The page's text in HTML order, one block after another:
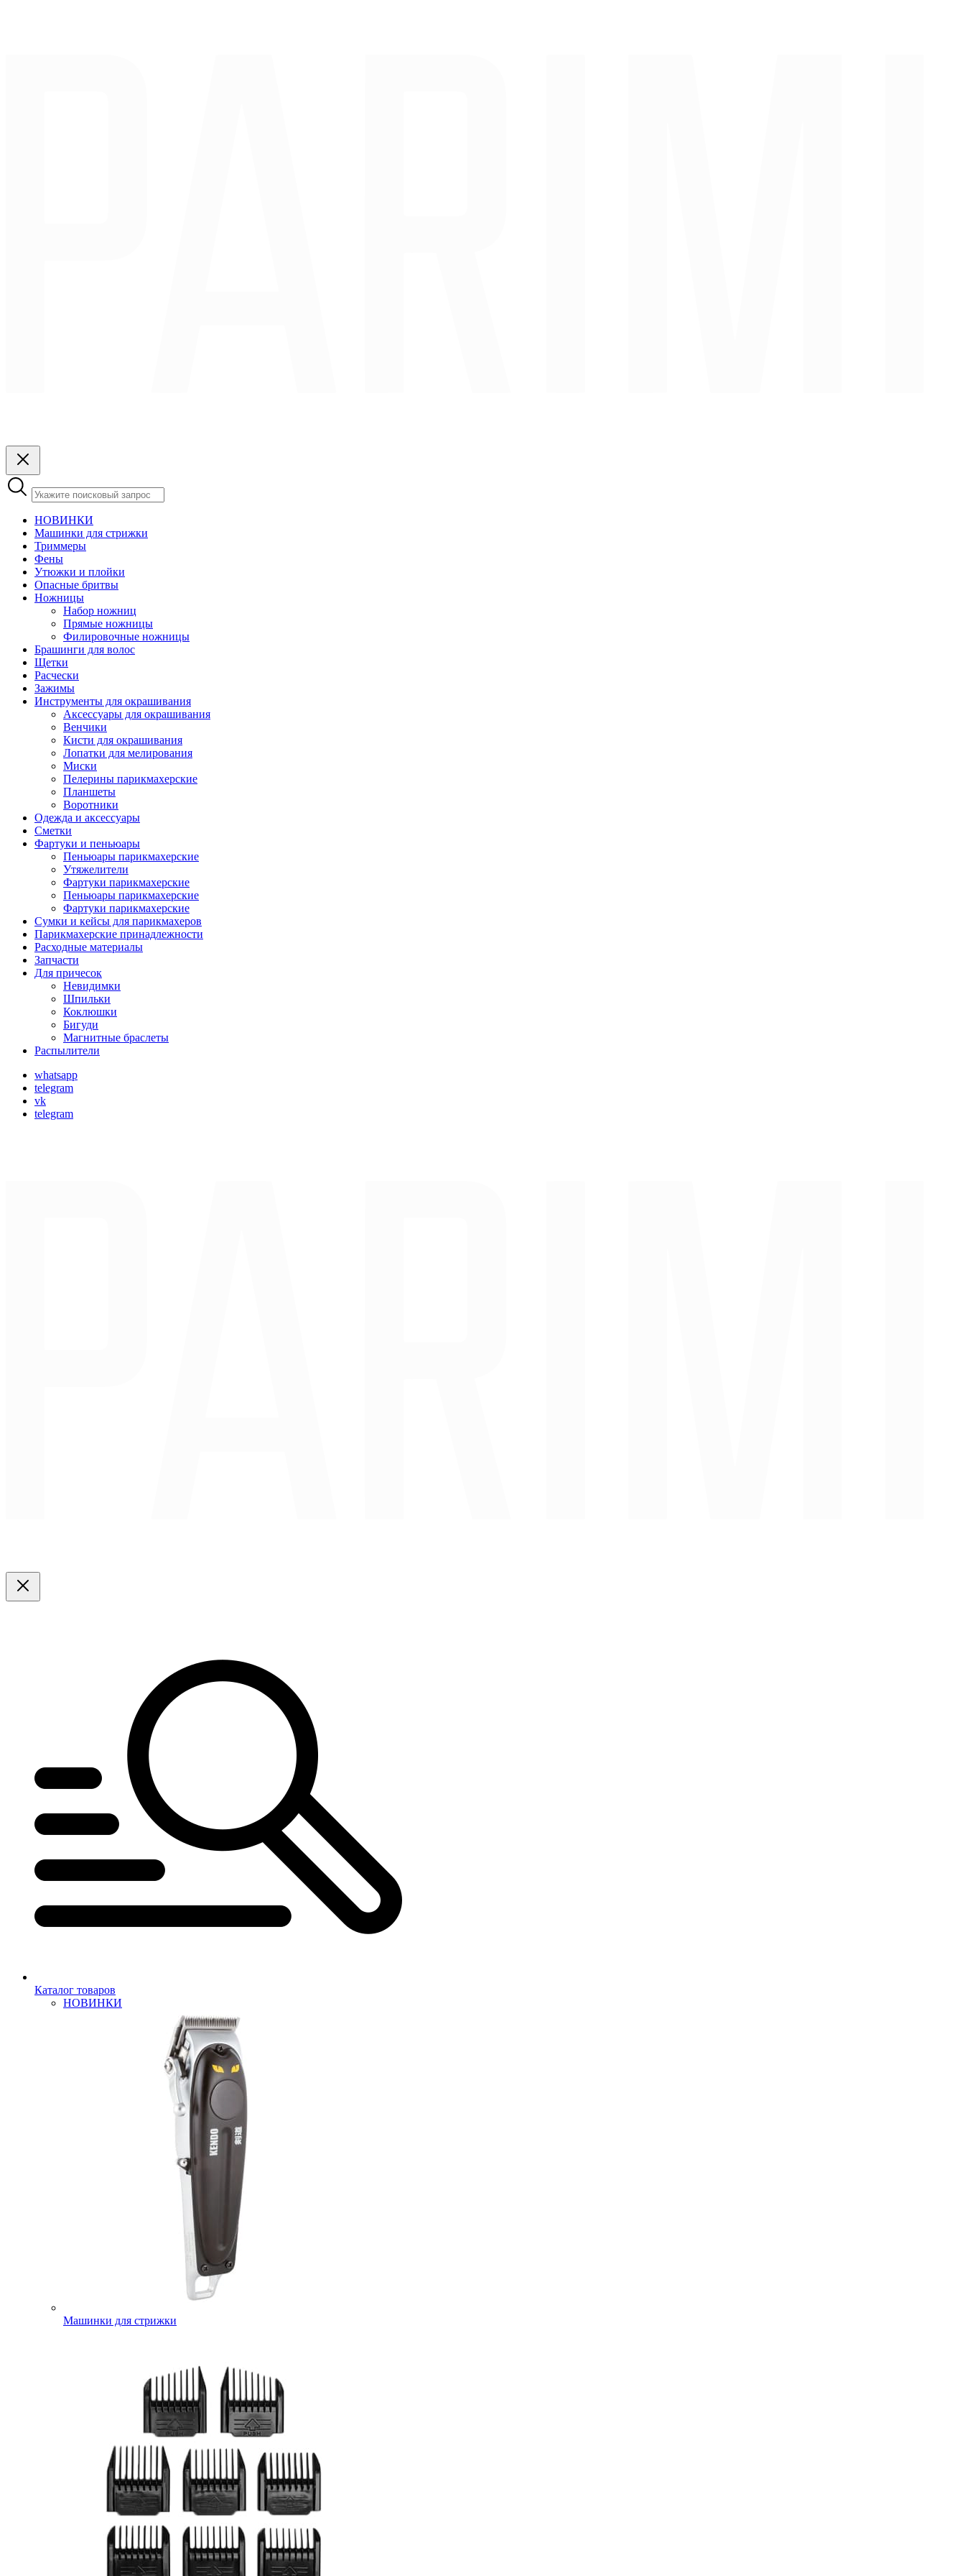
НОВИНКИ
Машинки для стрижки
Триммеры
Фены
Утюжки и плойки
Опасные бритвы
Ножницы
Набор ножниц
Прямые ножницы
Филировочные ножницы
Брашинги для волос
Щетки
Расчески
Зажимы
Инструменты для окрашивания
Аксессуары для окрашивания
Венчики
Кисти для окрашивания
Лопатки для мелирования
Миски
Пелерины парикмахерские
Планшеты
Воротники
Одежда и аксессуары
Сметки
Фартуки и пеньюары
Пеньюары парикмахерские
Утяжелители
Фартуки парикмахерские
Пеньюары парикмахерские
Фартуки парикмахерские
Сумки и кейсы для парикмахеров
Парикмахерские принадлежности
Расходные материалы
Запчасти
Для причесок
Невидимки
Шпильки
Коклюшки
Бигуди
Магнитные браслеты
Распылители
whatsapp
telegram
vk
telegram
Каталог товаров
НОВИНКИ
Машинки для стрижки